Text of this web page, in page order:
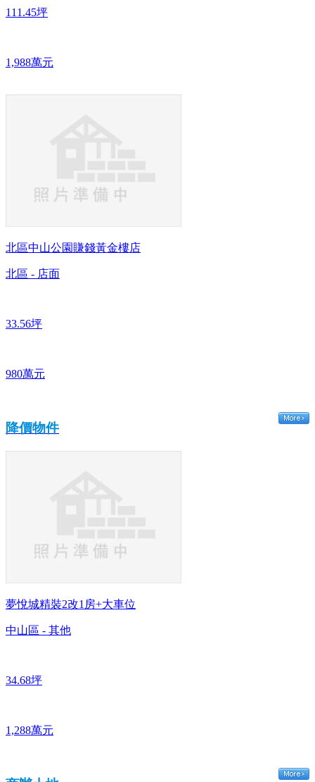
111.45坪
1,988萬元
北區中山公園賺錢黃金樓店
北區 - 店面
33.56坪
980萬元
降價物件
夢悅城精裝2改1房+大車位
中山區 - 其他
34.68坪
1,288萬元